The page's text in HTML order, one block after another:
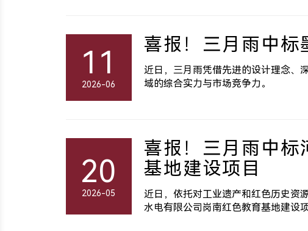
11
2026-06
喜报！三月雨中标
近日，三月雨凭借先进的设计理念、
域的综合实力与市场竞争力。
20
2026-05
喜报！三月雨中标
基地建设项目
近日，依托对工业遗产和红色历史资
水电有限公司岗南红色教育基地建设项